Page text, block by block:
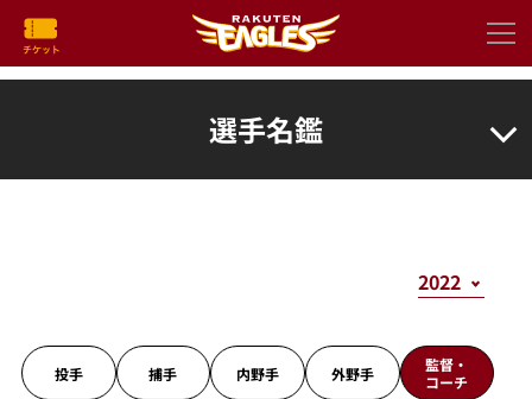
選手名鑑
投手 捕手 内野手 外野手
監督・
コーチ